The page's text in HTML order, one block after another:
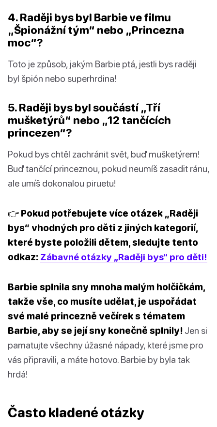
4. Raději bys byl Barbie ve filmu
„Špionážní tým“ nebo „Princezna
moc“?
Toto je způsob, jakým Barbie ptá, jestli bys raději
byl špión nebo superhrdina!
5. Raději bys byl součástí „Tří
mušketýrů“ nebo „12 tančících
princezen“?
Pokud bys chtěl zachránit svět, buď mušketýrem!
Buď tančící princeznou, pokud neumíš zasadit ránu,
ale umíš dokonalou piruetu!
👉 Pokud potřebujete více otázek „Raději
bys“ vhodných pro děti z jiných kategorií,
které byste položili dětem, sledujte tento
odkaz: Zábavné otázky „Raději bys“ pro děti!
Barbie splnila sny mnoha malým holčičkám,
takže vše, co musíte udělat, je uspořádat
své malé princezně večírek s tématem
Barbie, aby se její sny konečně splnily! Jen si
pamatujte všechny úžasné nápady, které jsme pro
vás připravili, a máte hotovo. Barbie by byla tak
hrdá!
Často kladené otázky